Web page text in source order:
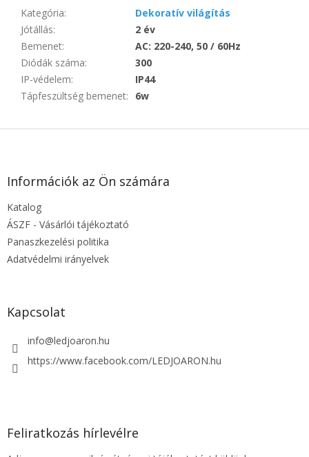
Kategória:
Dekoratív világítás
Jótállás:
2 év
Bemenet:
AC: 220-240, 50 / 60Hz
Diódák száma:
300
IP-védelem:
IP44
Tápfeszültség bemenet: 6w
L
Információk az Ön számára
Katalog
ÁSZF - Vásárlói tájékoztató
Panaszkezelési politika
Adatvédelmi irányelvek
Kapcsolat
info@ledjoaron.hu
https://www.facebook.com/LEDJOARON.hu
Feliratkozás hírlevélre